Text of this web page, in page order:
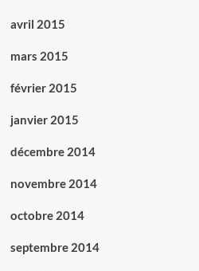
avril 2015
mars 2015
février 2015
janvier 2015
décembre 2014
novembre 2014
octobre 2014
septembre 2014